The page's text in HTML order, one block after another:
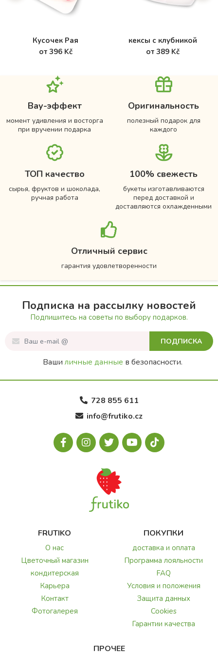
Кусочек Рая
от 396 Kč
кексы с клубникой
от 389 Kč
Вау-эффект
момент удивления и восторга
при вручении подарка
Оригинальность
полезный подарок для
каждого
ТОП качество
сырья, фруктов и шоколада,
ручная работа
100% свежесть
букеты изготавливаются
перед доставкой и
доставляются охлажденными
Отличный сервис
гарантия удовлетворенности
Подписка на рассылку новостей
Подпишитесь на советы по выбору подарков.
ПОДПИСКА
Ваши личные данные в безопасности.
728 855 611
info@frutiko.cz
FRUTIKO
О нас
Цветочный магазин
кондитерская
Карьера
Контакт
Фотогалерея
ПОКУПКИ
доставка и оплата
Программа лояльности
FAQ
Условия и положения
Защита данных
Cookies
Гарантии качества
ПРОЧЕЕ